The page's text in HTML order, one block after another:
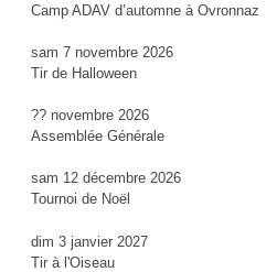
Camp ADAV d’automne à Ovronnaz
sam 7 novembre 2026
Tir de Halloween
?? novembre 2026
Assemblée Générale
sam 12 décembre 2026
Tournoi de Noël
dim 3 janvier 2027
Tir à l'Oiseau